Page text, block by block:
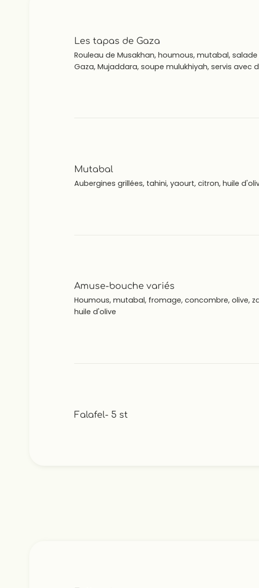
Les tapas de Gaza
Rouleau de Musakhan, houmous, mutabal, salade
Gaza, Mujaddara, soupe mulukhiyah, servis avec
Mutabal
Aubergines grillées, tahini, yaourt, citron, huile
Amuse-bouche variés
Houmous, mutabal, fromage, concombre, olive,
huile d'olive
Falafel- 5 st